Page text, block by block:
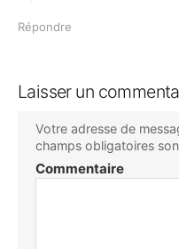
Répondre
Laisser un
Votre adresse de
champs obligatoires
Commentaire